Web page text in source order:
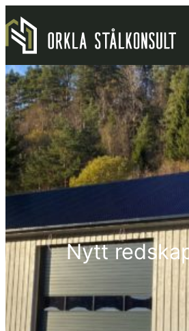
Hopp
til
innhold
Nytt